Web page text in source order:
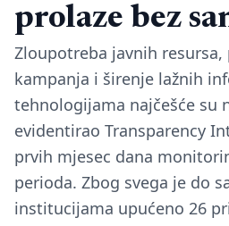
O nama
Impressum
Kontakt
prolaze bez
Zloupotreba javnih resursa,
kampanja i širenje lažnih
tehnologijama najčešće su
evidentirao Transparency
prvih mjesec dana
perioda. Zbog svega je do
institucijama upućeno 26